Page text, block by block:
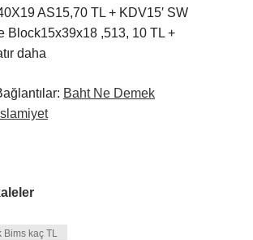
AS15,70 TL + KDV15′ SW
Block15x39x18 ,513, 10 TL +
daha
Baht Ne Demek
Bims kaç TL